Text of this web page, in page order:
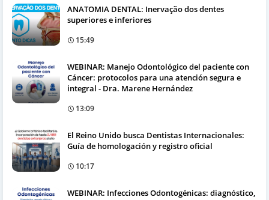
ANATOMIA DENTAL: Inervação dos dentes
superiores e inferiores
15:49
WEBINAR: Manejo Odontológico del paciente con
Cáncer: protocolos para una atención segura e
integral - Dra. Marene Hernández
13:09
El Reino Unido busca Dentistas Internacionales:
Guía de homologación y registro oficial
10:17
WEBINAR: Infecciones Odontogénicas: diagnóstico,